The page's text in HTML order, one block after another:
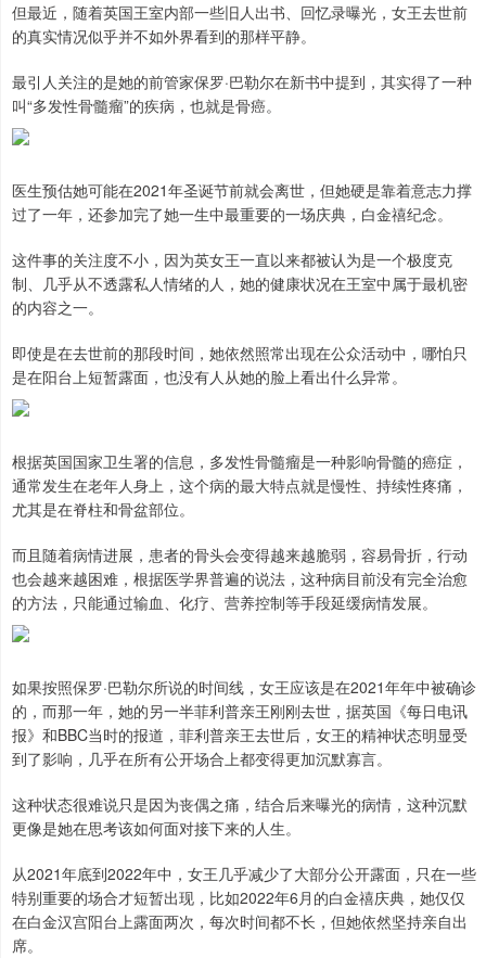
但最近，随着英国王室内部一些旧人出书、回忆录曝光，女王去世前
的真实情况似乎并不如外界看到的那样平静。
最引人关注的是她的前管家保罗·巴勒尔在新书中提到，其实得了一种
叫“多发性骨髓瘤”的疾病，也就是骨癌。
医生预估她可能在2021年圣诞节前就会离世，但她硬是靠着意志力撑
过了一年，还参加完了她一生中最重要的一场庆典，白金禧纪念。
这件事的关注度不小，因为英女王一直以来都被认为是一个极度克
制、几乎从不透露私人情绪的人，她的健康状况在王室中属于最机密
的内容之一。
即使是在去世前的那段时间，她依然照常出现在公众活动中，哪怕只
是在阳台上短暂露面，也没有人从她的脸上看出什么异常。
根据英国国家卫生署的信息，多发性骨髓瘤是一种影响骨髓的癌症，
通常发生在老年人身上，这个病的最大特点就是慢性、持续性疼痛，
尤其是在脊柱和骨盆部位。
而且随着病情进展，患者的骨头会变得越来越脆弱，容易骨折，行动
也会越来越困难，根据医学界普遍的说法，这种病目前没有完全治愈
的方法，只能通过输血、化疗、营养控制等手段延缓病情发展。
如果按照保罗·巴勒尔所说的时间线，女王应该是在2021年年中被确诊
的，而那一年，她的另一半菲利普亲王刚刚去世，据英国《每日电讯
报》和BBC当时的报道，菲利普亲王去世后，女王的精神状态明显受
到了影响，几乎在所有公开场合上都变得更加沉默寡言。
这种状态很难说只是因为丧偶之痛，结合后来曝光的病情，这种沉默
更像是她在思考该如何面对接下来的人生。
从2021年底到2022年中，女王几乎减少了大部分公开露面，只在一些
特别重要的场合才短暂出现，比如2022年6月的白金禧庆典，她仅仅
在白金汉宫阳台上露面两次，每次时间都不长，但她依然坚持亲自出
席。